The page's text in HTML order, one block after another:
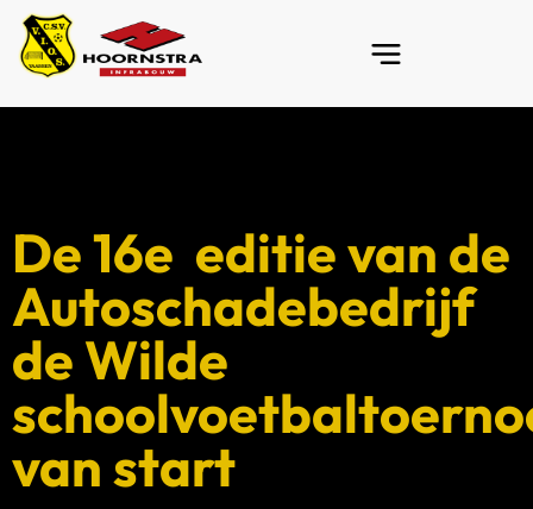
De 16e editie van de
Autoschadebedrijf
de Wilde
van start